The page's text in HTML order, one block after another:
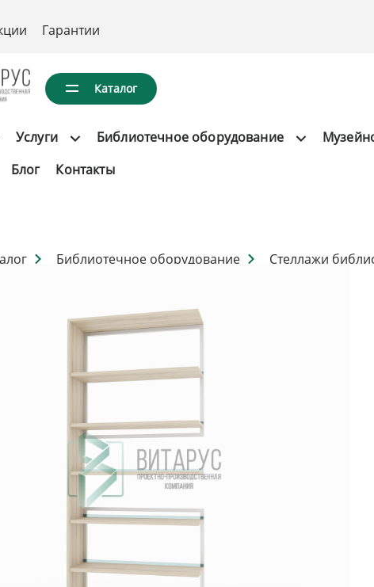
Гарантии
Каталог
Услуги Библиотечное оборудование
Блог Контакты
Библиотечное оборудование Стеллажи